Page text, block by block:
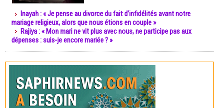
Inayah : « Je pense au divorce du fait d’infidélités avant notre
mariage religieux, alors que nous étions en couple »
Rajiya : « Mon mari ne vit plus avec nous, ne participe pas aux
dépenses : suis-je encore mariée ? »